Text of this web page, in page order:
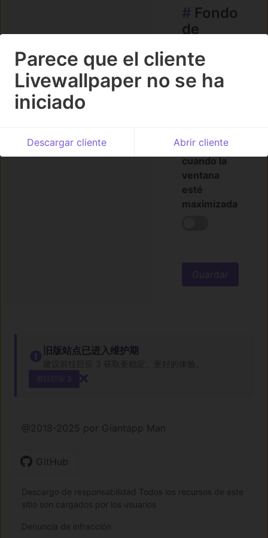
# Fondo
de
Pausar o
detener el
pantallas
cuando la
ventana
esté
maximizada
Guardar
旧版站点已进入维护期
前往巨应 3
@2018-2025 por Giantapp Man
GitHub
Descargo de responsabilidad Todos los recursos de este
sitio son cargados por los usuarios
Denuncia de infracción
Parece que el cliente
Livewallpaper no se ha
iniciado
Descargar cliente Abrir cliente